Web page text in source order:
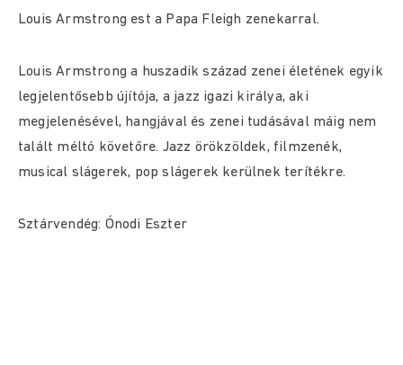
Louis Armstrong est a Papa Fleigh zenekarral.
Louis Armstrong a huszadik század zenei életének egyik
legjelentősebb újítója, a jazz igazi királya, aki
megjelenésével, hangjával és zenei tudásával máig nem
talált méltó követőre. Jazz örökzöldek, filmzenék,
musical slágerek, pop slágerek kerülnek terítékre.
Sztárvendég: Ónodi Eszter